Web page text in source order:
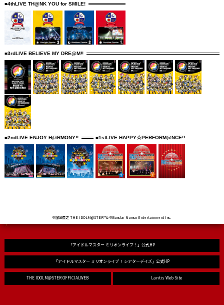
■4thLIVE TH@NK YOU for SMILE!
■3rdLIVE BELIEVE MY DRE@M!!
■2ndLIVE ENJOY H@RMONY!! ■1stLIVE HAPPY☆PERFORM@NCE!!
©窪岡俊之 THE IDOLM@STER™& ©Bandai Namco Entertainment Inc.
「アイドルマスター ミリオンライブ！」公式HP
「アイドルマスター ミリオンライブ！ シアターデイズ」公式HP
THE IDOLM@STER OFFICIALWEB Lantis Web Site